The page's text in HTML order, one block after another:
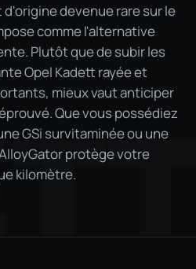
devenue rare sur le
comme l'alternative
Plutôt que de subir les
Opel Kadett rayée et
mieux vaut anticiper
Que vous possédiez
GSi survitaminée ou une
protège votre
kilomètre.